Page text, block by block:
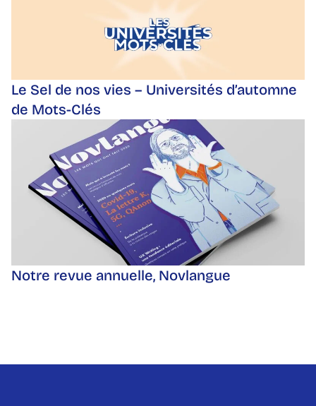
Le Sel de nos vies – Universités d’automne
de Mots-Clés
Notre revue annuelle, Novlangue